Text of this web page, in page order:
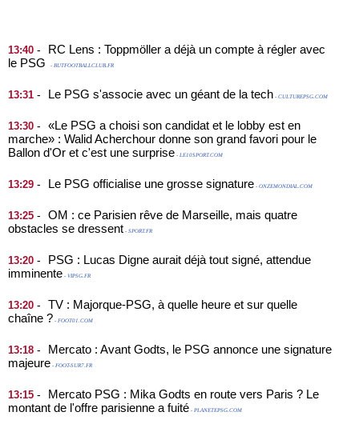
13:40 -
RC Lens : Toppmöller a déjà un compte à régler avec
le PSG
- BUTFOOTBALLCLUB.FR
13:31 - Le PSG s'associe avec un géant de la tech - CULTUREPSG.COM
13:30 -
«Le PSG a choisi son candidat et le lobby est en
marche» : Walid Acherchour donne son grand favori pour le
Ballon d'Or et c'est une surprise - LE10SPORT.COM
13:29 - Le PSG officialise une grosse signature - ONZEMONDIAL.COM
13:25 -
OM : ce Parisien rêve de Marseille, mais quatre
obstacles se dressent - SPORT.FR
13:20 -
PSG : Lucas Digne aurait déjà tout signé, attendue
imminente - VIPSG.FR
13:20 -
TV : Majorque-PSG, à quelle heure et sur quelle
chaîne ? - FOOT01.COM
13:18 -
Mercato : Avant Godts, le PSG annonce une signature
majeure - FOOT-SUR7.FR
13:15 -
Mercato PSG : Mika Godts en route vers Paris ? Le
montant de l'offre parisienne a fuité - PLANETEPSG.COM